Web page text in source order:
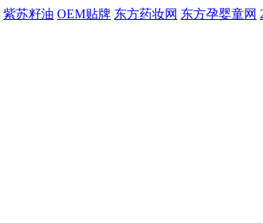
紫苏籽油 OEM贴牌 东方药妆网 东方孕婴童网